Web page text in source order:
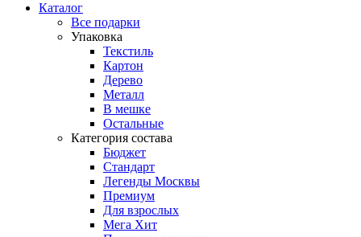
Каталог
Все подарки
Упаковка
Текстиль
Картон
Дерево
Металл
В мешке
Остальные
Категория состава
Бюджет
Стандарт
Легенды Москвы
Премиум
Для взрослых
Мега Хит